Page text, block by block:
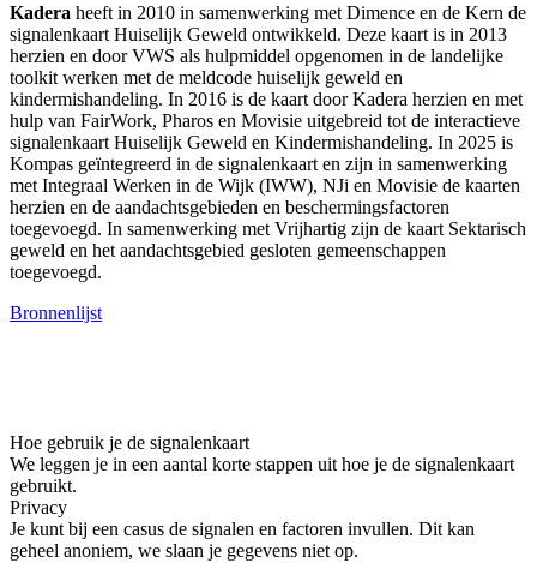
Kadera heeft in 2010 in samenwerking met Dimence en de Kern de
signalenkaart Huiselijk Geweld ontwikkeld. Deze kaart is in 2013
herzien en door VWS als hulpmiddel opgenomen in de landelijke
toolkit werken met de meldcode huiselijk geweld en
kindermishandeling. In 2016 is de kaart door Kadera herzien en met
hulp van FairWork, Pharos en Movisie uitgebreid tot de interactieve
signalenkaart Huiselijk Geweld en Kindermishandeling. In 2025 is
Kompas geïntegreerd in de signalenkaart en zijn in samenwerking
met Integraal Werken in de Wijk (IWW), NJi en Movisie de kaarten
herzien en de aandachtsgebieden en beschermingsfactoren
toegevoegd. In samenwerking met Vrijhartig zijn de kaart Sektarisch
geweld en het aandachtsgebied gesloten gemeenschappen
toegevoegd.
Bronnenlijst
Hoe gebruik je de signalenkaart
We leggen je in een aantal korte stappen uit hoe je de signalenkaart
gebruikt.
Privacy
Je kunt bij een casus de signalen en factoren invullen. Dit kan
geheel anoniem, we slaan je gegevens niet op.